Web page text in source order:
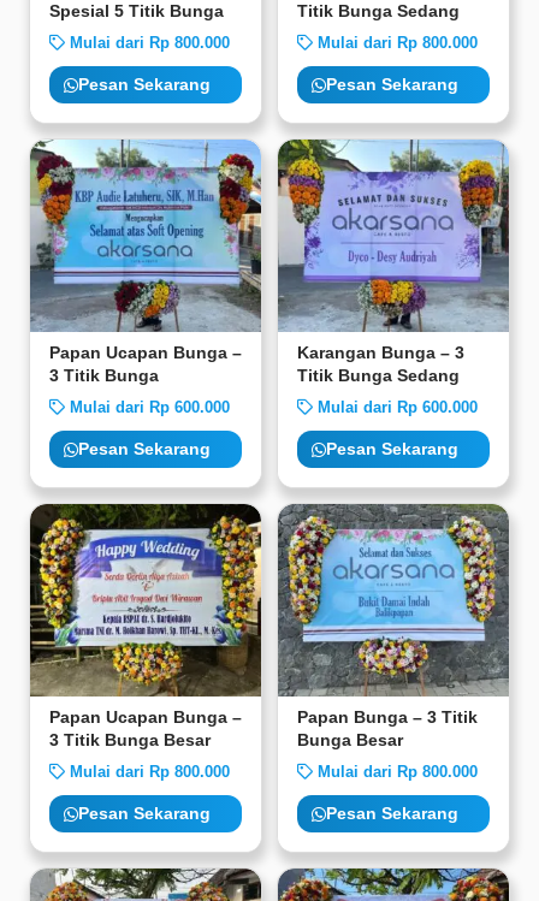
Spesial 5 Titik Bunga
Mulai dari Rp 800.000
Pesan Sekarang
Titik Bunga Sedang
Mulai dari Rp 800.000
Pesan Sekarang
Papan Ucapan Bunga –
3 Titik Bunga
Mulai dari Rp 600.000
Pesan Sekarang
Karangan Bunga – 3
Titik Bunga Sedang
Mulai dari Rp 600.000
Pesan Sekarang
Papan Ucapan Bunga –
3 Titik Bunga Besar
Mulai dari Rp 800.000
Pesan Sekarang
Papan Bunga – 3 Titik
Bunga Besar
Mulai dari Rp 800.000
Pesan Sekarang